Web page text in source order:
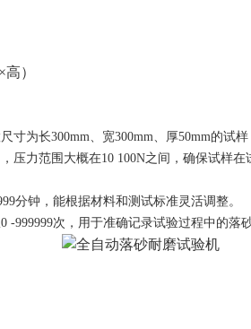
）
为长300mm、宽300mm、厚50mm的试
力范围大概在10 100N之间，确保试样在
分钟，能根据材料和测试标准灵活调整。
-999999次，用于准确记录试验过程中的落砂